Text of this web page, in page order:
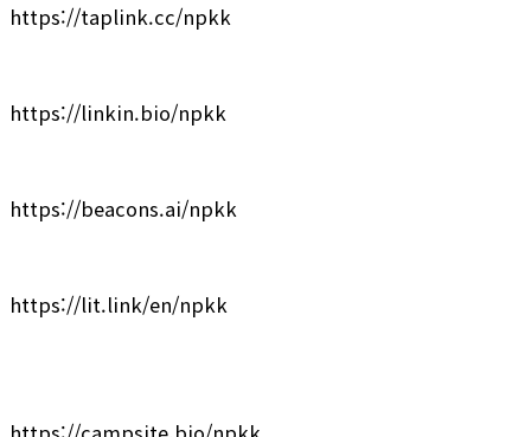
https://taplink.cc/npkk
https://linkin.bio/npkk
https://beacons.ai/npkk
https://lit.link/en/npkk